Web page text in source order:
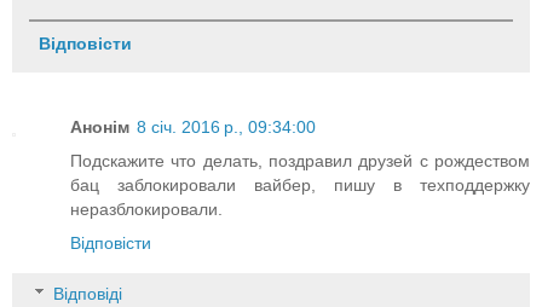
Відповісти
Анонім 8 січ. 2016 р., 09:34:00
Подскажите что делать, поздравил друзей с рождеством
бац заблокировали вайбер, пишу в техподдержку
неразблокировали.
Відповісти
Відповіді